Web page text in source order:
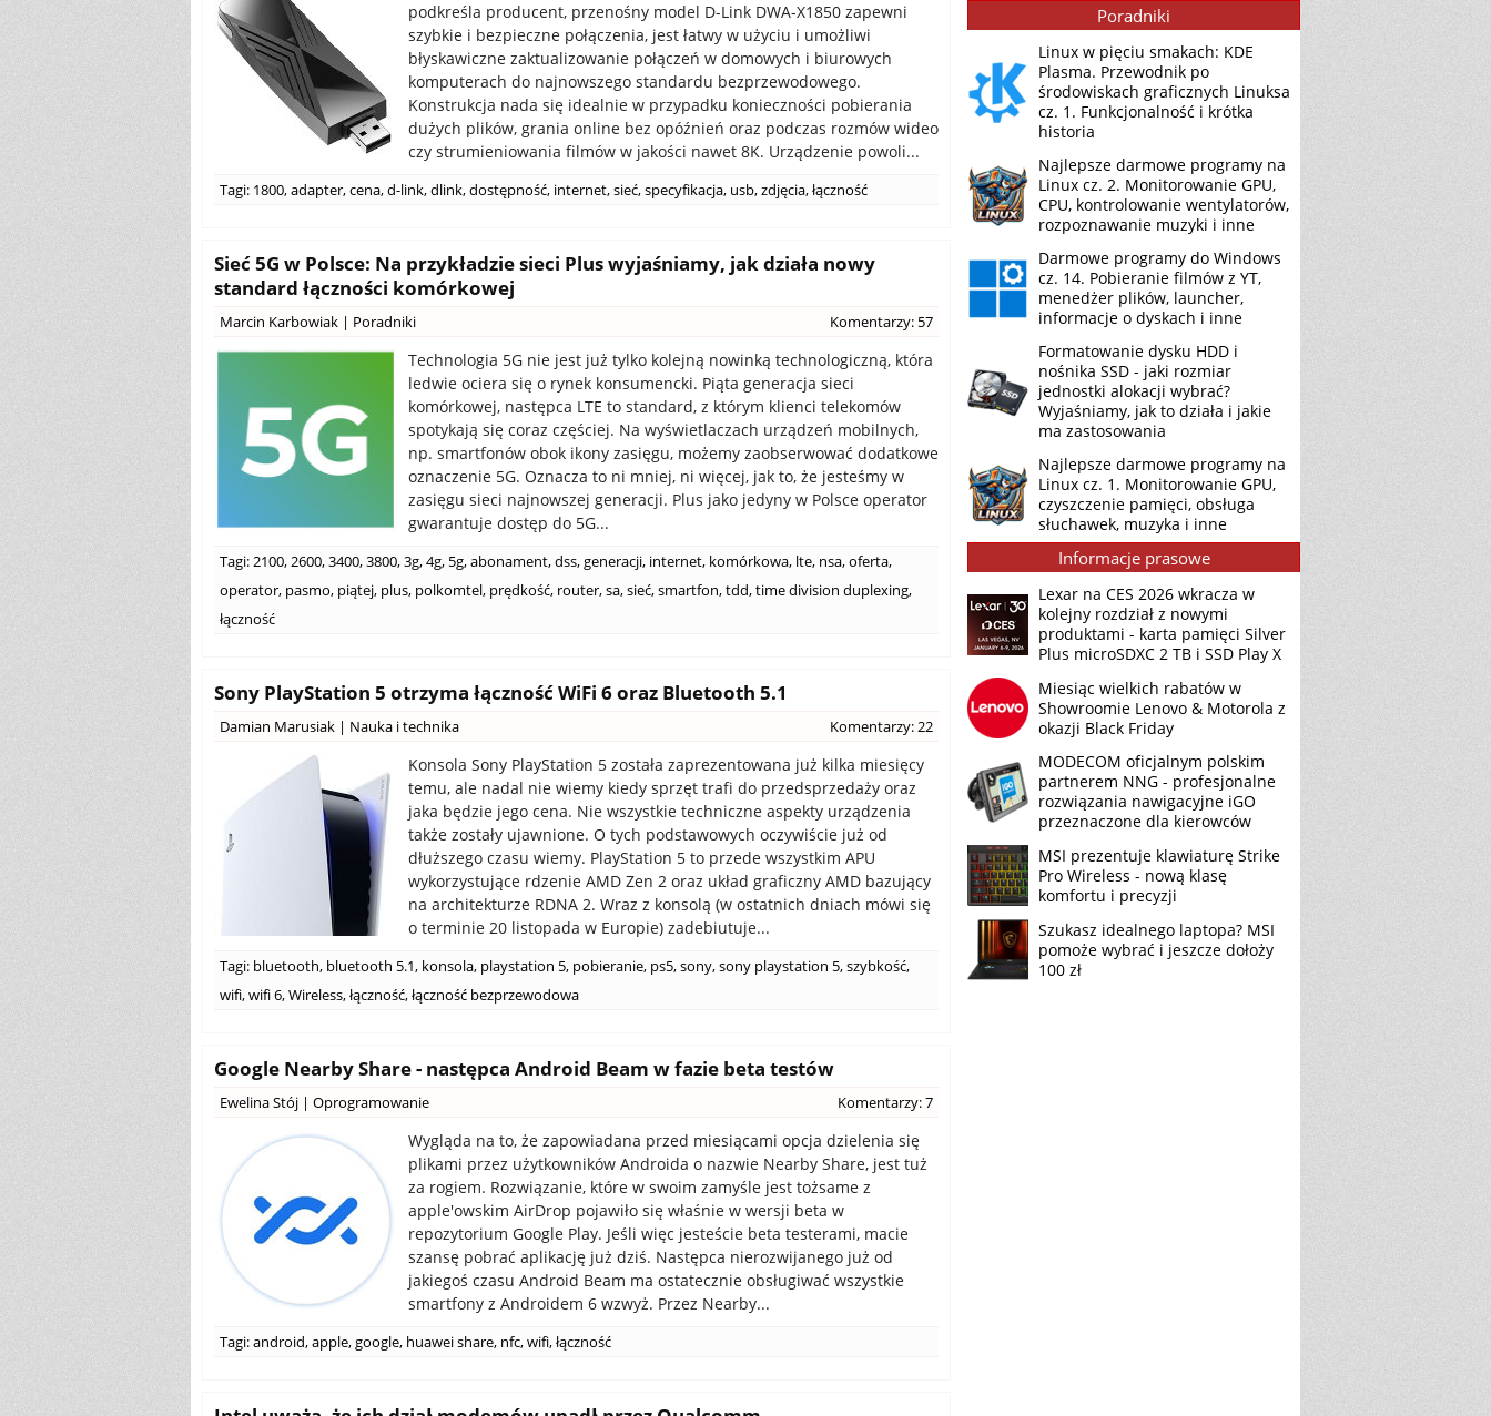
podkreśla producent, przenośny model D-Link DWA-X1850 zapewni
szybkie i bezpieczne połączenia, jest łatwy w użyciu i umożliwi
błyskawiczne zaktualizowanie połączeń w domowych i biurowych
komputerach do najnowszego standardu bezprzewodowego.
Konstrukcja nada się idealnie w przypadku konieczności pobierania
dużych plików, grania online bez opóźnień oraz podczas rozmów wideo
czy strumieniowania filmów w jakości nawet 8K. Urządzenie powoli...
Tagi: 1800,adapter,cena,d-link,dlink,dostępność, internet,sieć,specyfikacja, usb,zdjęcia,łączność
Sieć 5G w Polsce: Na przykładzie sieci Plus wyjaśniamy, jak działa nowy
standard łączności komórkowej
Marcin Karbowiak | Poradniki Komentarzy: 57
Technologia 5G nie jest już tylko kolejną nowinką technologiczną, która
ledwie ociera się o rynek konsumencki. Piąta generacja sieci
komórkowej, następca LTE to standard, z którym klienci telekomów
spotykają się coraz częściej. Na wyświetlaczach urządzeń mobilnych,
np. smartfonów obok ikony zasięgu, możemy zaobserwować dodatkowe
oznaczenie 5G. Oznacza to ni mniej, ni więcej, jak to, że jesteśmy w
zasięgu sieci najnowszej generacji. Plus jako jedyny w Polsce operator
gwarantuje dostęp do 5G...
Tagi:2100,2600,3400,3800,3g,4g, 5g,abonament,dss,generacji, internet, komórkowa, lte, nsa,oferta,
operator, pasmo, piątej, plus, polkomtel, prędkość, router,sa,sieć,smartfon,tdd,time division duplexing,
łączność
Sony PlayStation 5 otrzyma łączność WiFi 6 oraz Bluetooth 5.1
Damian Marusiak | Nauka i technika Komentarzy: 22
Konsola Sony PlayStation 5 została zaprezentowana już kilka miesięcy
temu, ale nadal nie wiemy kiedy sprzęt trafi do przedsprzedaży oraz
jaka będzie jego cena. Nie wszystkie techniczne aspekty urządzenia
także zostały ujawnione. O tych podstawowych oczywiście już od
dłuższego czasu wiemy. PlayStation 5 to przede wszystkim APU
wykorzystujące rdzenie AMD Zen 2 oraz układ graficzny AMD bazujący
na architekturze RDNA 2. Wraz z konsolą (w ostatnich dniach mówi się
o terminie 20 listopada w Europie) zadebiutuje...
Tagi: bluetooth, bluetooth 5.1, konsola, playstation 5, pobieranie, ps5,sony,sony playstation 5,szybkość,
wifi,wifi 6,Wireless,łączność,łączność bezprzewodowa
Google Nearby Share - następca Android Beam w fazie beta testów
Ewelina Stój | Oprogramowanie Komentarzy: 7
Wygląda na to, że zapowiadana przed miesiącami opcja dzielenia się
plikami przez użytkowników Androida o nazwie Nearby Share, jest tuż
za rogiem. Rozwiązanie, które w swoim zamyśle jest tożsame z
apple'owskim AirDrop pojawiło się właśnie w wersji beta w
repozytorium Google Play. Jeśli więc jesteście beta testerami, macie
szansę pobrać aplikację już dziś. Następca nierozwijanego już od
jakiegoś czasu Android Beam ma ostatecznie obsługiwać wszystkie
smartfony z Androidem 6 wzwyż. Przez Nearby...
Tagi:android,apple,google, huawei share, nfc,wifi,łączność
Poradniki
Linux w pięciu smakach: KDE
Plasma. Przewodnik po
środowiskach graficznych Linuksa
cz. 1. Funkcjonalność i krótka
historia
Najlepsze darmowe programy na
Linux cz. 2. Monitorowanie GPU,
CPU, kontrolowanie wentylatorów,
rozpoznawanie muzyki i inne
Darmowe programy do Windows
cz. 14. Pobieranie filmów z YT,
menedżer plików, launcher,
informacje o dyskach i inne
Formatowanie dysku HDD i
nośnika SSD - jaki rozmiar
jednostki alokacji wybrać?
Wyjaśniamy, jak to działa i jakie
ma zastosowania
Najlepsze darmowe programy na
Linux cz. 1. Monitorowanie GPU,
czyszczenie pamięci, obsługa
słuchawek, muzyka i inne
Informacje prasowe
Lexar na CES 2026 wkracza w
kolejny rozdział z nowymi
produktami - karta pamięci Silver
Plus microSDXC 2 TB i SSD Play X
Miesiąc wielkich rabatów w
Showroomie Lenovo & Motorola z
okazji Black Friday
MODECOM oficjalnym polskim
partnerem NNG - profesjonalne
rozwiązania nawigacyjne iGO
przeznaczone dla kierowców
MSI prezentuje klawiaturę Strike
Pro Wireless - nową klasę
komfortu i precyzji
Szukasz idealnego laptopa? MSI
pomoże wybrać i jeszcze dołoży
100 zł